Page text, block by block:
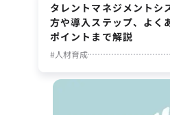
タレントマネジメントシ
方や導入ステップ、よく
ポイントまで解説
#人材育成